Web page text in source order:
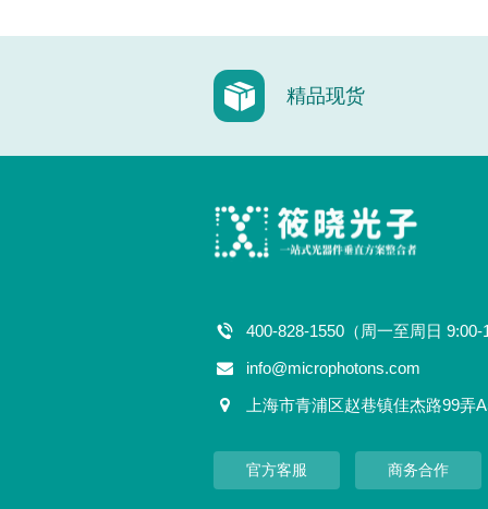
精品现货
400-828-1550（周一至周日 9:00-
info@microphotons.com
上海市青浦区赵巷镇佳杰路99弄
官方客服 商务合作